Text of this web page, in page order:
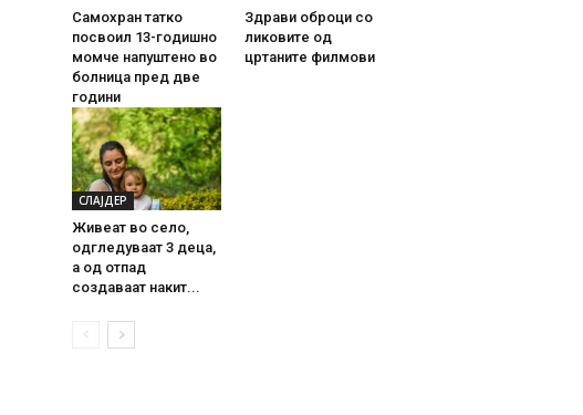
Самохран татко
посвоил 13-годишно
момче напуштено во
болница пред две
години
Здрави оброци со
ликовите од
цртаните филмови
СЛАЈДЕР
Живеат во село,
одгледуваат 3 деца,
а од отпад
создаваат накит...